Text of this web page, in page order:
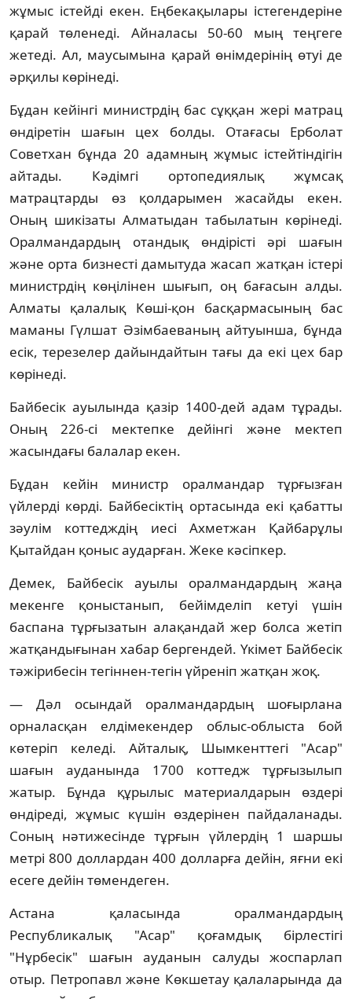
жұмыс iстейдi екен. Еңбекақылары iстегендерiне
қарай төленедi. Айналасы 50-60 мың теңгеге
жетедi. Ал, маусымына қарай өнiмдерiнiң өтуi де
әрқилы көрiнедi.
Бұдан кейiнгi министрдiң бас сұққан жерi матрац
өндiретiн шағын цех болды. Отағасы Ерболат
Советхан бұнда 20 адамның жұмыс iстейтiндiгiн
айтады. Кәдiмгi ортопедиялық жұмсақ
матрацтарды өз қолдарымен жасайды екен.
Оның шикiзаты Алматыдан табылатын көрiнедi.
Оралмандардың отандық өндiрiстi әрi шағын
және орта бизнестi дамытуда жасап жатқан iстерi
министрдiң көңiлiнен шығып, оң бағасын алды.
Алматы қалалық Көшi-қон басқармасының бас
маманы Гүлшат Әзiмбаеваның айтуынша, бұнда
есiк, терезелер дайындайтын тағы да екi цех бар
көрiнедi.
Байбесiк ауылында қазiр 1400-дей адам тұрады.
Оның 226-сi мектепке дейiнгi және мектеп
жасындағы балалар екен.
Бұдан кейiн министр оралмандар тұрғызған
үйлердi көрдi. Байбесiктiң ортасында екi қабатты
зәулiм коттедждiң иесi Ахметжан Қайбарұлы
Қытайдан қоныс аударған. Жеке кәсiпкер.
Демек, Байбесiк ауылы оралмандардың жаңа
мекенге қоныстанып, бейiмделiп кетуi үшiн
баспана тұрғызатын алақандай жер болса жетiп
жатқандығынан хабар бергендей. Үкiмет Байбесiк
тәжiрибесiн тегiннен-тегiн үйренiп жатқан жоқ.
— Дәл осындай оралмандардың шоғырлана
орналасқан елдiмекендер облыс-облыста бой
көтерiп келедi. Айталық, Шымкенттегi "Асар"
шағын ауданында 1700 коттедж тұрғызылып
жатыр. Бұнда құрылыс материалдарын өздерi
өндiредi, жұмыс күшiн өздерiнен пайдаланады.
Соның нәтижесiнде тұрғын үйлердiң 1 шаршы
метрi 800 доллардан 400 долларға дейiн, яғни екi
есеге дейiн төмендеген.
Астана қаласында оралмандардың
Республикалық "Асар" қоғамдық бiрлестiгi
"Нұрбесiк" шағын ауданын салуды жоспарлап
отыр. Петропавл және Көкшетау қалаларында да